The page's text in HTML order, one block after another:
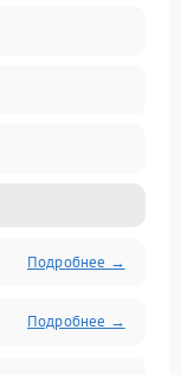
Подробнее →
Подробнее →